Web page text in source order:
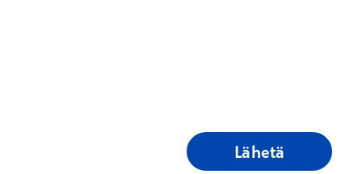
Lähetä